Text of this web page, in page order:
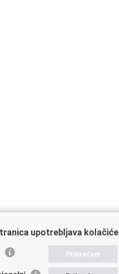
upotrebljava kolačiće
Prihvaćam